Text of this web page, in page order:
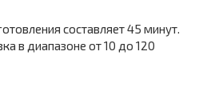
составляет 45 минут.
в диапазоне от 10 до 120